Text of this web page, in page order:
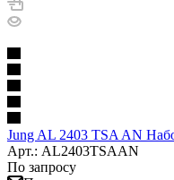
Jung AL 2403 TSA AN
Арт.: AL2403TSAAN
По запросу